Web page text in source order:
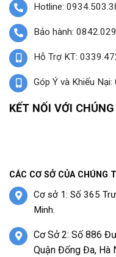
Hotline:
Bảo hành:
Hỗ Trợ KT:
Góp Ý và Khiếu
KẾT NỐI VỚI
CÁC CƠ SỞ CỦA CHÚNG
Cơ sở 1: Số 365
Minh.
Cơ Sở 2: Số 886
Quận Đống Đa, Hà